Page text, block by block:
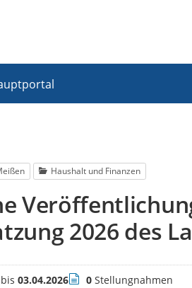
Haushalt und Finanzen
2026 des
03.04.2026Stellungnahmen
0Stellungnahmen